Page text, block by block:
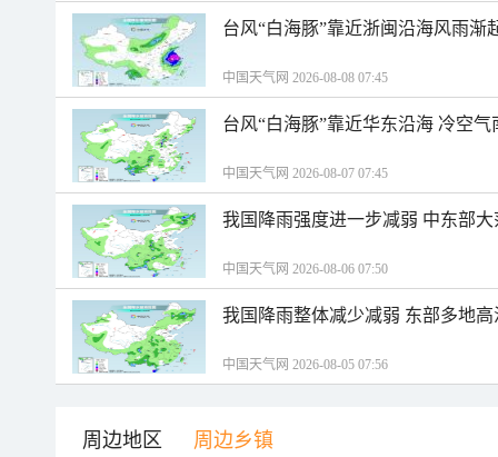
台风“白海豚”靠近浙闽沿海风雨渐
中国天气网 2026-08-08 07:45
台风“白海豚”靠近华东沿海 冷空
中国天气网 2026-08-07 07:45
我国降雨强度进一步减弱 中东部
中国天气网 2026-08-06 07:50
我国降雨整体减少减弱 东部多地
中国天气网 2026-08-05 07:56
周边地区 周边乡镇